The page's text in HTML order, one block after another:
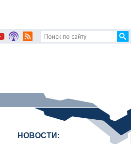
НОВОСТИ: